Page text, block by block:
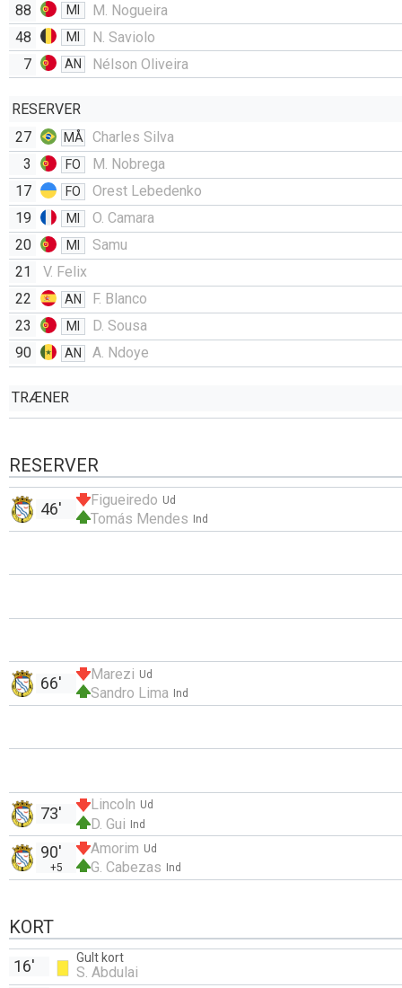
88
MI
M. Nogueira
48
MI
N. Saviolo
7
AN Nélson Oliveira
RESERVER
27
MÅ
Charles Silva
3
FO
M. Nobrega
17
FO
Orest Lebedenko
19
MI
O. Camara
20
MI
Samu
21
V. Felix
22
AN
F. Blanco
23
MI
D. Sousa
90
AN A. Ndoye
TRÆNER
RESERVER
Ud
Figueiredo
Ind
Tomás Mendes
46'
Ud
Marezi
Ind
Sandro Lima
66'
Ud
Lincoln
Ind
D. Gui
73'
Ud
Amorim
Ind
G. Cabezas
90'
+5
KORT
Gult kort
S. Abdulai
16'